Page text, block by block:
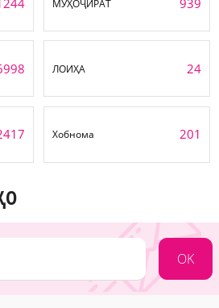
МУҲОҶИРАТ
ЛОИҲА 24
Хобнома 201
OK